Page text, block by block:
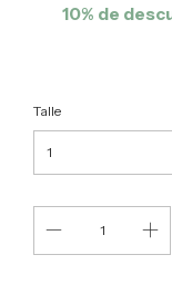
10% de
Talle